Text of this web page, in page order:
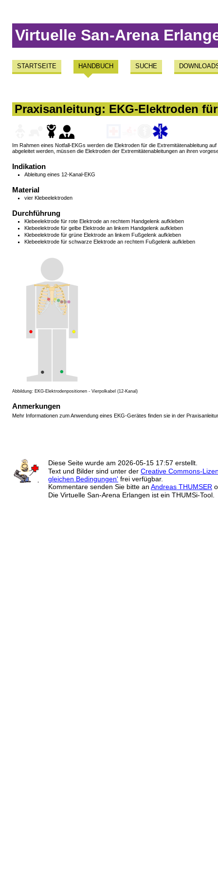
Virtuelle San-Arena
STARTSEITE HANDBUCH SUCHE
Praxisanleitung: EKG-Elektroden
Im Rahmen eines Notfall-EKGs werden die Elektroden für die Extremitätenableitung
abgeleitet werden, müssen die Elektroden der Extremitätenableitungen an ihren
Indikation
Ableitung eines 12-Kanal-EKG
Material
vier Klebeelektroden
Durchführung
Klebeelektrode für rote Elektrode an rechtem Handgelenk aufkleben
Klebeelektrode für gelbe Elektrode an linkem Handgelenk aufkleben
Klebeelektrode für grüne Elektrode an linkem Fußgelenk aufkleben
Klebeelektrode für schwarze Elektrode an rechtem Fußgelenk aufkleben
Abbildung: EKG-Elektrodenpositionen - Vierpolkabel (12-Kanal)
Anmerkungen
Mehr Informationen zum Anwendung eines EKG-Gerätes finden sie in der
Diese Seite wurde am 2026-05-15 17:57 erstellt.
Text und Bilder sind unter der Creative Commons-
gleichen Bedingungen' frei verfügbar.
Kommentare senden Sie bitte an Andreas THUMSER
Die Virtuelle San-Arena Erlangen ist ein THUMSi-Tool.